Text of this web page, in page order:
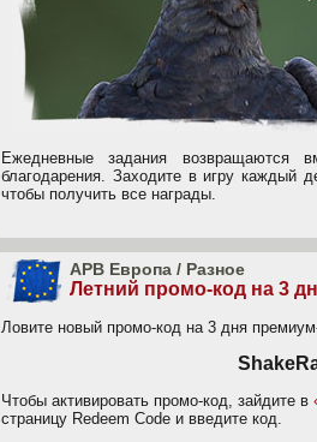
Ежедневные задания возвращаются
благодарения. Заходите в игру каждый
чтобы получить все награды.
APB Европа / Разное
Летний промо-код на 3
Ловите новый промо-код на 3 дня
Чтобы активировать промо-код, зайдите в
страницу Redeem Code и введите код.